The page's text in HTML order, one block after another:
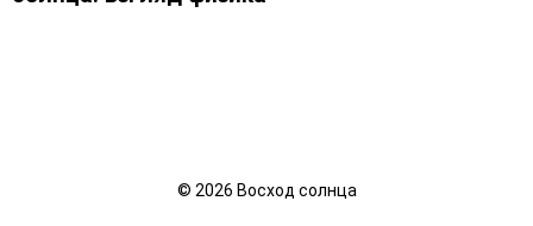
© 2026 Восход солнца